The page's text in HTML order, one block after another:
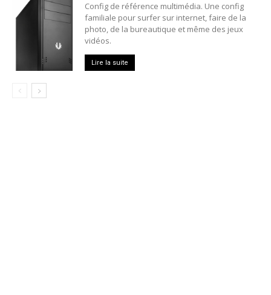
Config de référence multimédia. Une config
familiale pour surfer sur internet, faire de la
photo, de la bureautique et même des jeux
vidéos.
Lire la suite